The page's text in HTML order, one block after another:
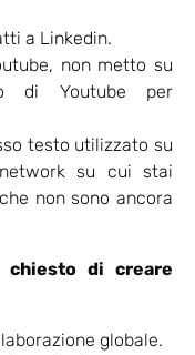
a Linkedin.
non metto su
di Youtube per
testo utilizzato su
su cui stai
non sono ancora
di creare
globale.